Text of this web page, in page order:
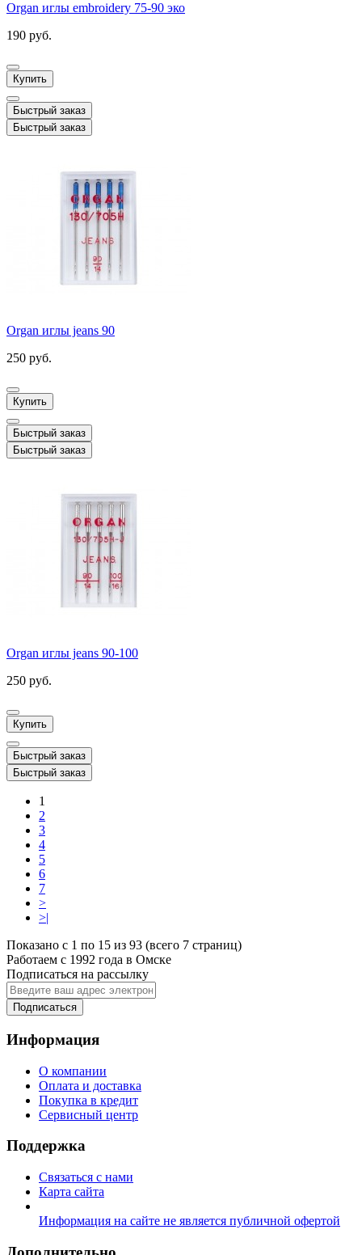
Organ иглы embroidery 75-90 эко
190 руб.
Купить
Быстрый заказ
Быстрый заказ
Organ иглы jeans 90
250 руб.
Купить
Быстрый заказ
Быстрый заказ
Organ иглы jeans 90-100
250 руб.
Купить
Быстрый заказ
Быстрый заказ
1
2
3
4
5
6
7
>
>|
Показано с 1 по 15 из 93 (всего 7 страниц)
Работаем с 1992 года в Омске
Подписаться на рассылку
Подписаться
Информация
О компании
Оплата и доставка
Покупка в кредит
Сервисный центр
Поддержка
Связаться с нами
Карта сайта
Информация на сайте не является публичной офертой